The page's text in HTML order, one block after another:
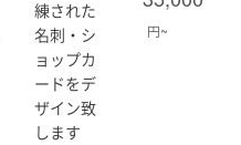
練された
名刺・シ
ョップカ
ードをデ
ザイン致
します
円~